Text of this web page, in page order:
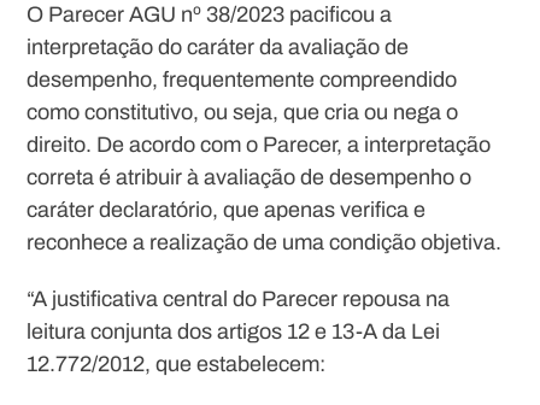
O Parecer AGU nº 38/2023 pacificou a
interpretação do caráter da avaliação de
desempenho, frequentemente compreendido
como constitutivo, ou seja, que cria ou nega o
direito. De acordo com o Parecer, a interpretação
correta é atribuir à avaliação de desempenho o
caráter declaratório, que apenas verifica e
reconhece a realização de uma condição objetiva.
“A justificativa central do Parecer repousa na
leitura conjunta dos artigos 12 e 13-A da Lei
12.772/2012, que estabelecem: